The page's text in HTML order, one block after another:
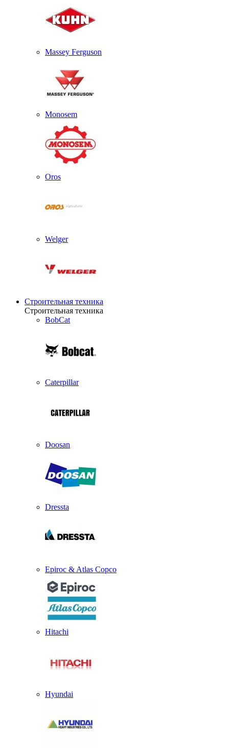
Massey Ferguson
Monosem
Oros
Welger
Строительная техника
Строительная техника
BobCat
Caterpillar
Doosan
Dressta
Epiroc & Atlas Copco
Hitachi
Hyundai